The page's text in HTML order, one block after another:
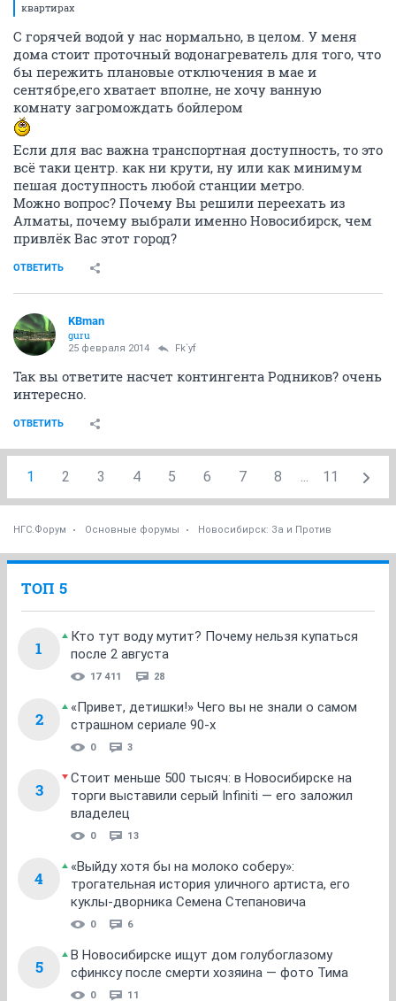
квартирах
С горячей водой у нас нормально, в целом. У меня
дома стоит проточный водонагреватель для того, что
бы пережить плановые отключения в мае и
сентябре,его хватает вполне, не хочу ванную
комнату загромождать бойлером
Если для вас важна транспортная доступность, то это
всё таки центр. как ни крути, ну или как минимум
пешая доступность любой станции метро.
Можно вопрос? Почему Вы решили переехать из
Алматы, почему выбрали именно Новосибирск, чем
привлёк Вас этот город?
ОТВЕТИТЬ
KBman
guru
25 февраля 2014 Fk`yf
Так вы ответите насчет контингента Родников? очень
интересно.
ОТВЕТИТЬ
1 2 3 4 5 6 7 8 ... 11
НГС.Форум Основные форумы Новосибирск: За и Против
ТОП 5
1
Кто тут воду мутит? Почему нельзя купаться
после 2 августа
17 411 28
2
«Привет, детишки!» Чего вы не знали о самом
страшном сериале 90-х
0 3
3
Стоит меньше 500 тысяч: в Новосибирске на
торги выставили серый Infiniti — его заложил
владелец
0 13
4
«Выйду хотя бы на молоко соберу»:
трогательная история уличного артиста, его
куклы-дворника Семена Степановича
0 6
5
В Новосибирске ищут дом голубоглазому
сфинксу после смерти хозяина — фото Тима
0 11